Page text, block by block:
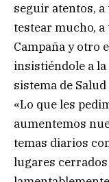
seguir atentos,
testear mucho,
Campaña y otro
insistiéndole a la
sistema de
«Lo que les
aumentemos
temas diarios
lugares